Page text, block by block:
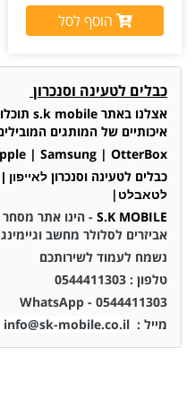
הוסף לסל
כבלים לטעינה וסנכרון
אצלנו באתר s.k mobile
איכותיים של המותגים
| Samsung | OtterBox
כבלים לטעינה וסנכרון
לטאבלט |
S.K MOBILE - הינו אתר
אביזרים לסלולר מחשב
נשמח לעמוד לשירותכם
טלפון : 0544411303
0544411303 - WhatsApp
מייל : info@sk-mobile.co.il